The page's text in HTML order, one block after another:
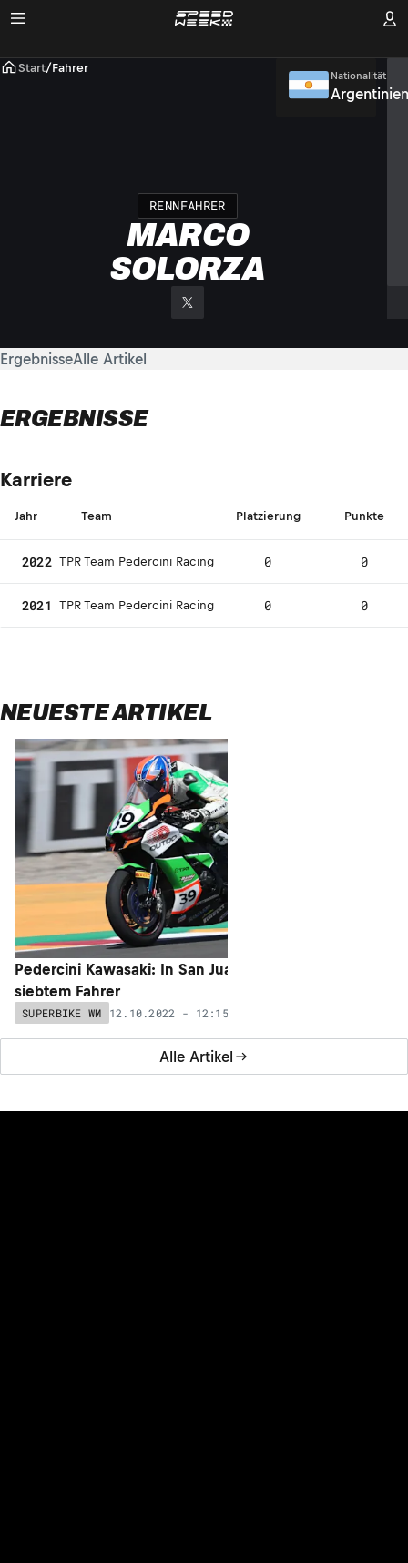
Start/Fahrer
RENNFAHRER
MARCO
SOLORZA
Nationalität
Argentinien
ErgebnisseAlle Artikel
ERGEBNISSE
Karriere
Jahr Team Platzierung Punkte
2022 TPR Team Pedercini Racing 0 0
2021 TPR Team Pedercini Racing 0 0
NEUESTE ARTIKEL
Alle Artikel
Pedercini Kawasaki: In San Juan mit
siebtem Fahrer
SUPERBIKE WM 12.10.2022 - 12:15